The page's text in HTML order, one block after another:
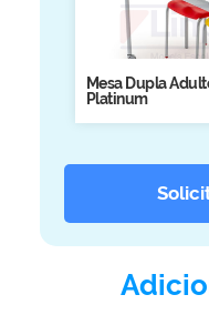
Mesa Dupla
Platinum
Linha Wood Prime
Cadeira especial